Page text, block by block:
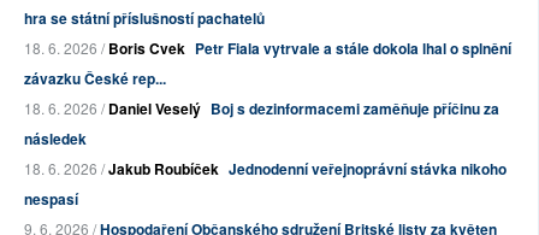
hra se státní příslušností pachatelů
18. 6. 2026 /Boris Cvek Petr Fiala vytrvale a stále dokola lhal o splnění
závazku České rep...
18. 6. 2026 /Daniel Veselý Boj s dezinformacemi zaměňuje příčinu za
následek
18. 6. 2026 /Jakub Roubíček Jednodenní veřejnoprávní stávka nikoho
nespasí
9. 6. 2026 /Hospodaření Občanského sdružení Britské listy za květen